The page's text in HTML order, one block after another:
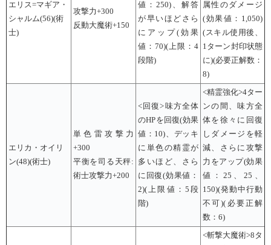
エリス=マギア・
シャルム(56)(術
士)
攻撃力+300
反動大魔術+150
値：250)、解答
が早いほどさら
にアップ(効果
値：70)(上限：4
段階)
属性のダメージ
(効果値：1,050)
(スキル使用後、
1ターン封印状態
に)(必要正解数：
8)
エリカ・オイリ
ン(48)(術士)
単色雷攻撃力
+300
平衡を司る天秤:
術士攻撃力+200
<回復>味方全体
のHPを回復(効果
値：10)、デッキ
に単色の精霊が
多いほど、さら
に回復(効果値：
2)(上限値：5段
階)
<精霊強化>4ター
ンの間、味方全
体を徐々に回復
しダメージを軽
減、さらに攻撃
力をアップ(効果
値：25、25、
150)(発動中行動
不可)(必要正解
数：6)
<斬撃大魔術>8タ